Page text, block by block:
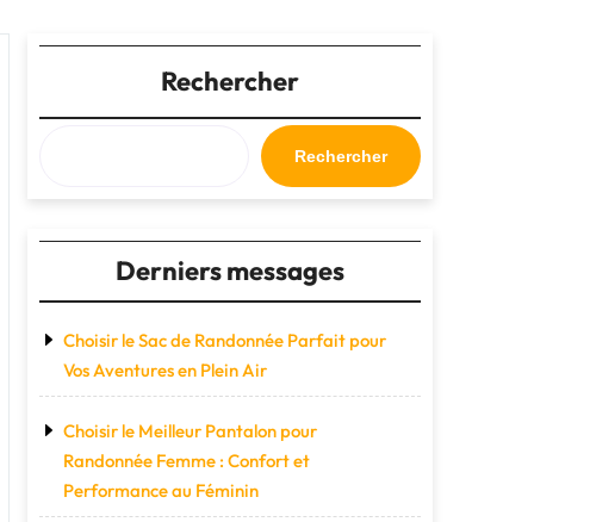
Rechercher
Rechercher
Derniers messages
Choisir le Sac de Randonnée Parfait pour
Vos Aventures en Plein Air
Choisir le Meilleur Pantalon pour
Randonnée Femme : Confort et
Performance au Féminin